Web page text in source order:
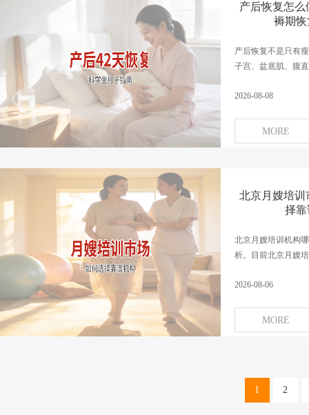
产后恢复怎么
褥期
产后恢复不是只有
子宫、盆底肌、腹
2026-08-08
MORE
北京月嫂培训
择靠
北京月嫂培训机构
析。目前北京月嫂
2026-08-06
MORE
1 2